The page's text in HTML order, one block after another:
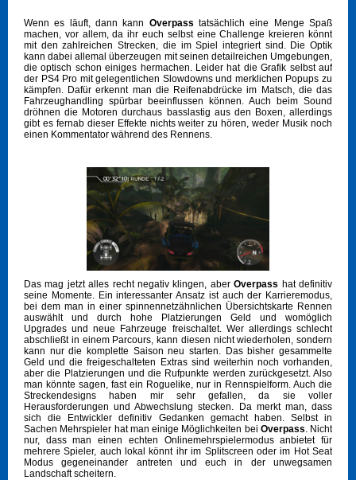
Wenn es läuft, dann kann Overpass tatsächlich eine Menge Spaß
machen, vor allem, da ihr euch selbst eine Challenge kreieren könnt
mit den zahlreichen Strecken, die im Spiel integriert sind. Die Optik
kann dabei allemal überzeugen mit seinen detailreichen Umgebungen,
die optisch schon einiges hermachen. Leider hat die Grafik selbst auf
der PS4 Pro mit gelegentlichen Slowdowns und merklichen Popups zu
kämpfen. Dafür erkennt man die Reifenabdrücke im Matsch, die das
Fahrzeughandling spürbar beeinflussen können. Auch beim Sound
dröhnen die Motoren durchaus basslastig aus den Boxen, allerdings
gibt es fernab dieser Effekte nichts weiter zu hören, weder Musik noch
einen Kommentator während des Rennens.
Das mag jetzt alles recht negativ klingen, aberOverpass hat definitiv
seine Momente. Ein interessanter Ansatz ist auch der Karrieremodus,
bei dem man in einer spinnennetzähnlichen Übersichtskarte Rennen
auswählt und durch hohe Platzierungen Geld und womöglich
Upgrades und neue Fahrzeuge freischaltet. Wer allerdings schlecht
abschließt in einem Parcours, kann diesen nicht wiederholen, sondern
kann nur die komplette Saison neu starten. Das bisher gesammelte
Geld und die freigeschalteten Extras sind weiterhin noch vorhanden,
aber die Platzierungen und die Rufpunkte werden zurückgesetzt. Also
man könnte sagen, fast ein Roguelike, nur in Rennspielform. Auch die
Streckendesigns haben mir sehr gefallen, da sie voller
Herausforderungen und Abwechslung stecken. Da merkt man, dass
sich die Entwickler definitiv Gedanken gemacht haben. Selbst in
Sachen Mehrspieler hat man einige Möglichkeiten bei Overpass. Nicht
nur, dass man einen echten Onlinemehrspielermodus anbietet für
mehrere Spieler, auch lokal könnt ihr im Splitscreen oder im Hot Seat
Modus gegeneinander antreten und euch in der unwegsamen
Landschaft scheitern.